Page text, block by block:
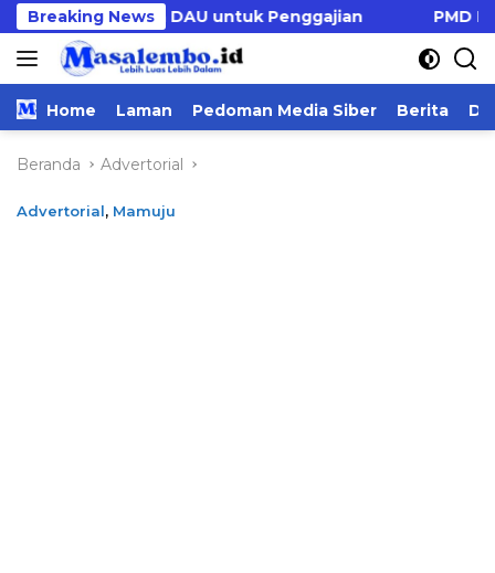
Langsung
ke
konten
Breaking News
Dana DAU untuk Penggajian PMD Majene
Home Laman Pedoman Media Siber Berita
Beranda Advertorial
Advertorial, Mamuju